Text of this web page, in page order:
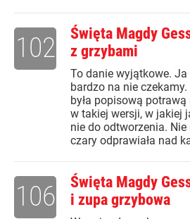
Święta Magdy
z grzybami
To danie wyjątkowe.
bardzo na nie
była popisową
w takiej wersji, w jakiej
nie do odtworzenia.
czary odprawiała nad
102
Święta Magdy
i zupa grzybowa
106